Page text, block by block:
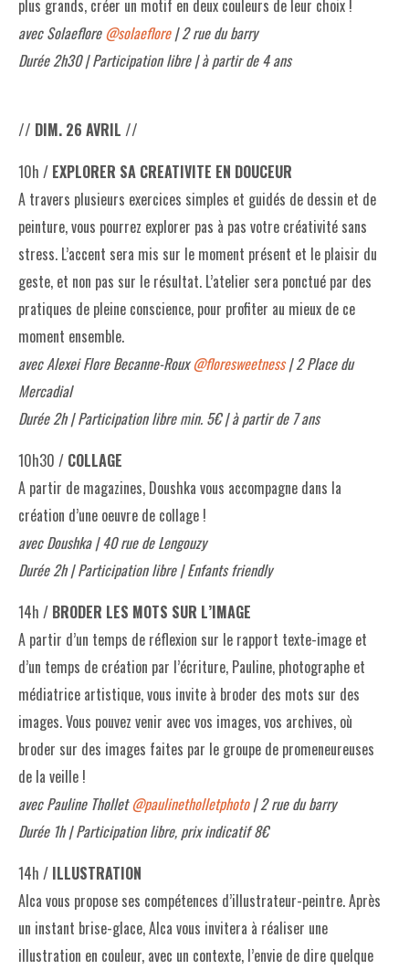
plus grands, créer un motif en deux couleurs de leur choix !
avec Solaeflore@solaeflore| 2 rue du barry
Durée 2h30 | Participation libre | à partir de 4 ans
// DIM. 26 AVRIL //
10h / EXPLORER SA CREATIVITE EN DOUCEUR
A travers plusieurs exercices simples et guidés de dessin et de
peinture, vous pourrez explorer pas à pas votre créativité sans
stress. L’accent sera mis sur le moment présent et le plaisir du
geste, et non pas sur le résultat. L’atelier sera ponctué par des
pratiques de pleine conscience, pour profiter au mieux de ce
moment ensemble.
avec Alexei Flore Becanne-Roux@floresweetness| 2 Place du
Mercadial
Durée 2h | Participation libre min. 5€ | à partir de 7 ans
10h30 / COLLAGE
A partir de magazines, Doushka vous accompagne dans la
création d’une oeuvre de collage !
avec Doushka | 40 rue de Lengouzy
Durée 2h | Participation libre | Enfants friendly
14h / BRODER LES MOTS SUR L’IMAGE
A partir d’un temps de réflexion sur le rapport texte-image et
d’un temps de création par l’écriture, Pauline, photographe et
médiatrice artistique, vous invite à broder des mots sur des
images. Vous pouvez venir avec vos images, vos archives, où
broder sur des images faites par le groupe de promeneureuses
de la veille !
avec Pauline Thollet@paulinetholletphoto| 2 rue du barry
Durée 1h | Participation libre, prix indicatif 8€
14h / ILLUSTRATION
Alca vous propose ses compétences d’illustrateur-peintre. Après
un instant brise-glace, Alca vous invitera à réaliser une
illustration en couleur, avec un contexte, l’envie de dire quelque